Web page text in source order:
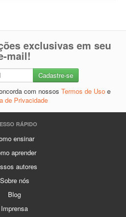
exclusivas em seu
mail!
com nossos Termos de Uso e
de Privacidade
RÁPIDO
ensinar
aprender
autores
Sobre nós
Blog
Imprensa